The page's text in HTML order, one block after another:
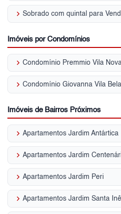
keyboard_arrow_right
Imóveis por Condomínios
keyboard_arrow_right
keyboard_arrow_right Condomínio Giovanna Vila
Imóveis de Bairros Próximos
keyboard_arrow_right Apartamentos Jardim Antártica
keyboard_arrow_right Apartamentos Jardim
keyboard_arrow_right Apartamentos Jardim Peri
keyboard_arrow_right Apartamentos Jardim Santa